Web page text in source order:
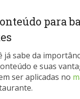
para
já sabe da
e suas
ser aplicadas no